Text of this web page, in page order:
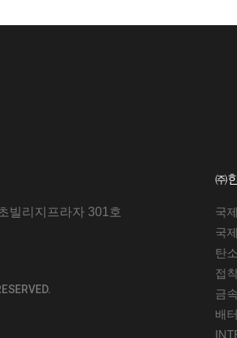
빌리지프라자 301호
㈜
국
국
탄
접
금
배